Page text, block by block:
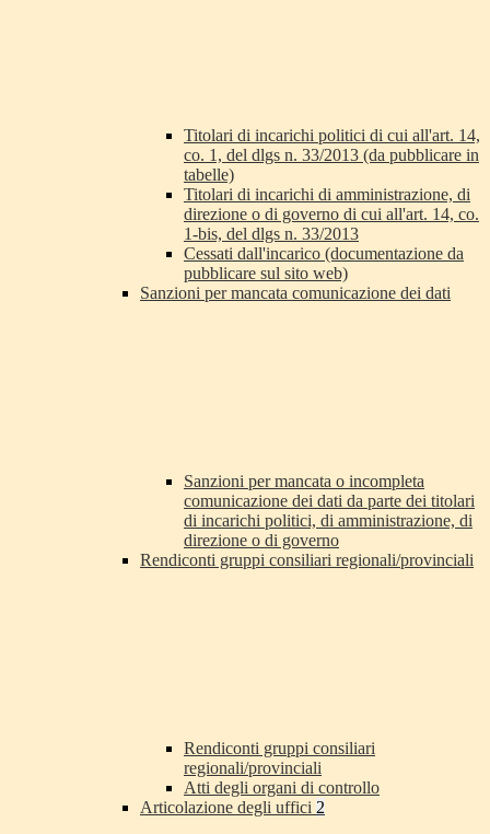
Titolari di incarichi politici di cui all'art. 14,
co. 1, del dlgs n. 33/2013 (da pubblicare in
tabelle)
Titolari di incarichi di amministrazione, di
direzione o di governo di cui all'art. 14, co.
1-bis, del dlgs n. 33/2013
Cessati dall'incarico (documentazione da
pubblicare sul sito web)
Sanzioni per mancata comunicazione dei dati
Sanzioni per mancata o incompleta
comunicazione dei dati da parte dei titolari
di incarichi politici, di amministrazione, di
direzione o di governo
Rendiconti gruppi consiliari regionali/provinciali
Rendiconti gruppi consiliari
regionali/provinciali
Atti degli organi di controllo
Articolazione degli uffici 2